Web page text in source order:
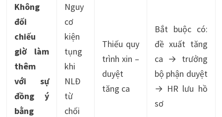
Không
đối
chiếu
giờ làm
thêm
với sự
đồng ý
bằng
Nguy
cơ
kiện
tụng
khi
NLĐ
từ
chối
Thiếu quy
trình xin –
duyệt
tăng ca
Bắt buộc có:
đề xuất tăng
ca → trưởng
bộ phận duyệt
→ HR lưu hồ
sơ